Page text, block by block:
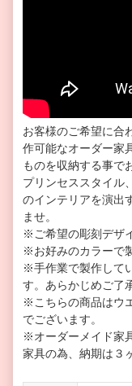
お客様のご希望に合
作可能なオーダー家
ものを収納する事で
プリンセススタイル
のインテリアを演出
ませ。
※ご希望の彫刻デザ
※お好みのカラーで
※手作業で製作して
す。あらかじめご了
※こちらの商品はウ
でございます。
※オーダーメイド家
家具の為、納期は３